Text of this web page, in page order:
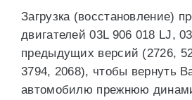
Загрузка (восстановление)
двигателей 03L 906 018 LJ,
предыдущих версий (2726,
3794, 2068), чтобы вернуть
автомобилю прежнюю